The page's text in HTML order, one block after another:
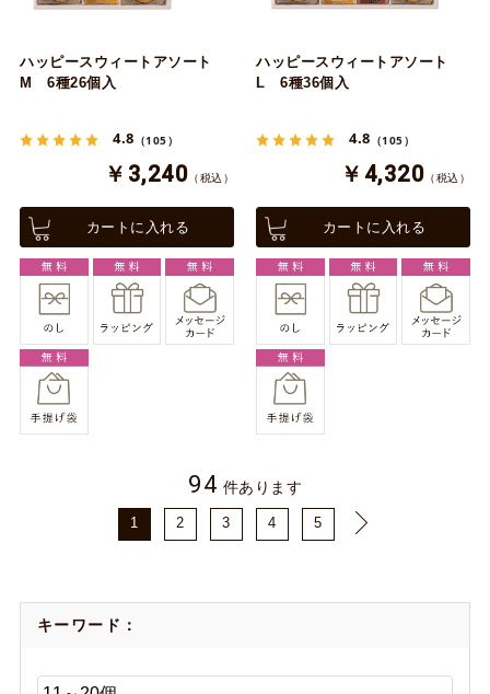
ハッピースウィートアソート
M 6種26個入
4.8 （105）
￥3,240 （税込）
カートに入れる
ハッピースウィートアソート
L 6種36個入
4.8 （105）
￥4,320 （税込）
カートに入れる
94 件あります
1 2 3 4 5
キーワード：